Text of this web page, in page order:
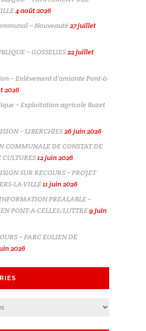
4 août 2026
– Nouveauté27 juillet
– GOSSELIES22 juillet
– Enlèvement d’amiante Pont-à-
2026
– Exploitation agricole Buzet
– LIBERCHIES26 juin 2026
COMMUNALE DE CONSTAT DE
CULTURES12 juin 2026
SUR RECOURS – PROJET
LA-VILLE11 juin 2026
PREALABLE –
PONT-A-CELLES/LUTTRE9 juin
– PARC EOLIEN DE
2026